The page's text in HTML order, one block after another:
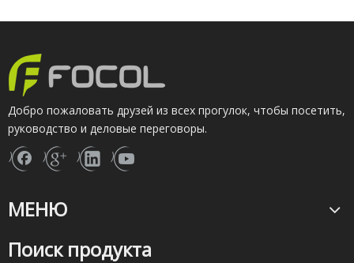
Добро пожаловать друзей из всех прогулок, чтобы посетить,
руководство и деловые переговоры.
МЕНЮ
Поиск продукта